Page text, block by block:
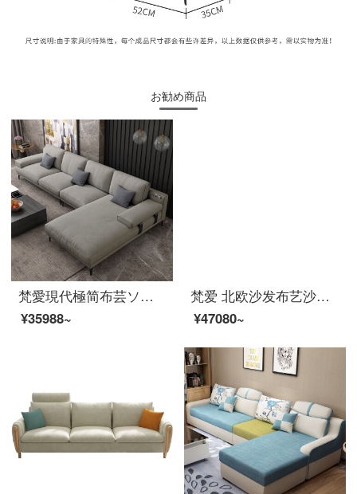
お勧め商品
梵愛現代極简布芸ソファリビングセット北欧サイズの部屋型ソファ家具ペア+シングル+貴妃+足をアップグレード版-三防布(ラテックスシートバッグ)
¥35988~
梵爱 北欧沙发布艺沙发冬夏两用实木框架纳米科技布乳胶沙发可以拆洗USB充电功能沙发客厅整装家具 七件套+0229茶几电视柜 旗舰版（科技布乳胶弹簧座包）
¥47080~